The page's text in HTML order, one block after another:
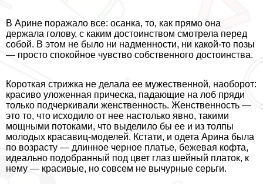
В Арине поражало все: осанка, то, как прямо она
держала голову, с каким достоинством смотрела перед
собой. В этом не было ни надменности, ни какой-то позы
— просто спокойное чувство собственного достоинства.
Короткая стрижка не делала ее мужественной, наоборот:
красиво уложенная прическа, падающие на лоб пряди
только подчеркивали женственность. Женственность —
это то, что исходило от нее настолько явно, такими
мощными потоками, что выделило бы ее и из толпы
молодых красавиц-моделей. Кстати, и одета Арина была
по возрасту — длинное черное платье, бежевая кофта,
идеально подобранный под цвет глаз шейный платок, к
нему — красивые, но совсем не вычурные серьги.